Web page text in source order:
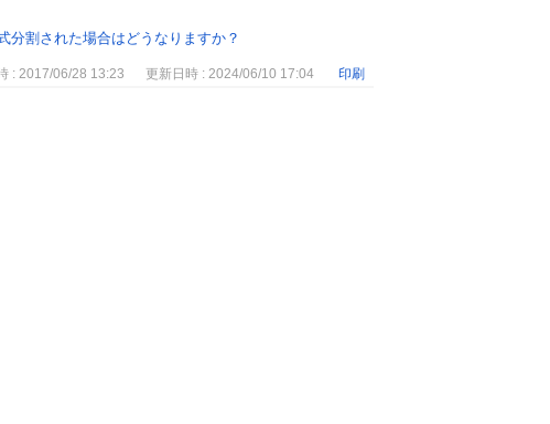
分割された場合はどうなりますか？
: 2017/06/28 13:23 更新日時 : 2024/06/10 17:04 印刷